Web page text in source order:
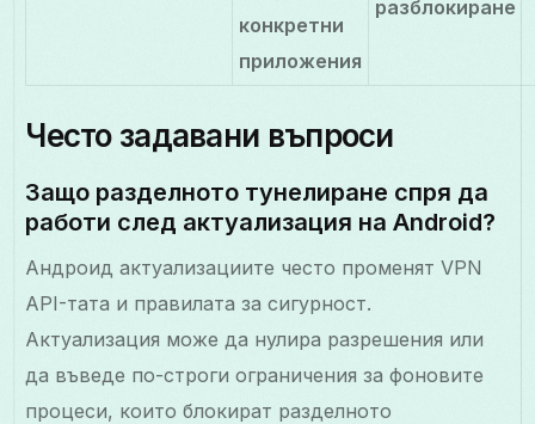
конкретни
приложения
разблокиране
Често задавани въпроси
Защо разделното тунелиране спря да
работи след актуализация на Android?
Андроид актуализациите често променят VPN
API-тата и правилата за сигурност.
Актуализация може да нулира разрешения или
да въведе по-строги ограничения за фоновите
процеси, които блокират разделното